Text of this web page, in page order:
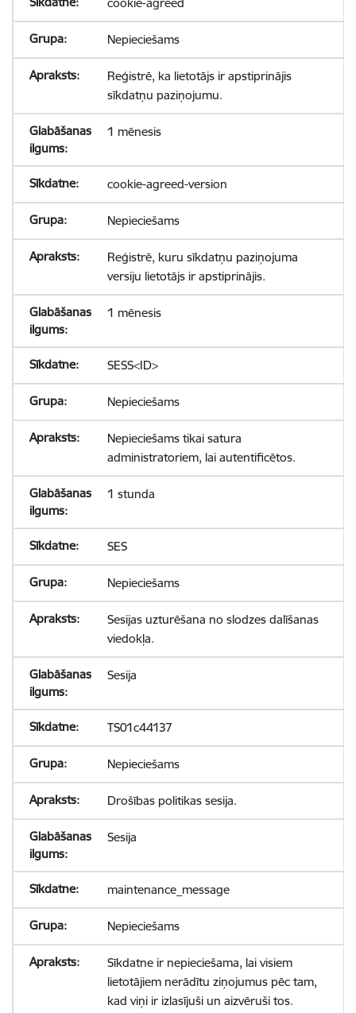
Nepieciešams
Reģistrē, ka lietotājs ir apstiprinājis
sīkdatņu paziņojumu.
1 mēnesis
cookie-agreed-version
Nepieciešams
Reģistrē, kuru sīkdatņu paziņojuma
versiju lietotājs ir apstiprinājis.
1 mēnesis
SESS<ID>
Nepieciešams
Nepieciešams tikai satura
administratoriem, lai autentificētos.
1 stunda
SES
Nepieciešams
Sesijas uzturēšana no slodzes dalīšanas
viedokļa.
Sesija
TS01c44137
Nepieciešams
Drošības politikas sesija.
Sesija
maintenance_message
Nepieciešams
Sīkdatne ir nepieciešama, lai visiem
lietotājiem nerādītu ziņojumus pēc tam,
kad viņi ir izlasījuši un aizvēruši tos.